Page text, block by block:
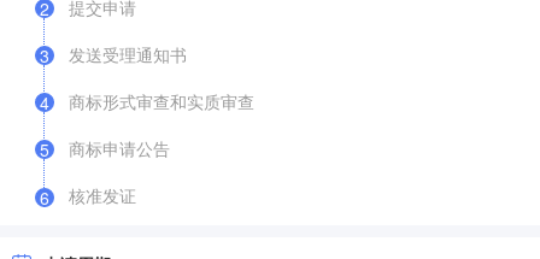
2
提交申请
3
发送受理通知书
4
商标形式审查和实质审查
5
商标申请公告
6 核准发证